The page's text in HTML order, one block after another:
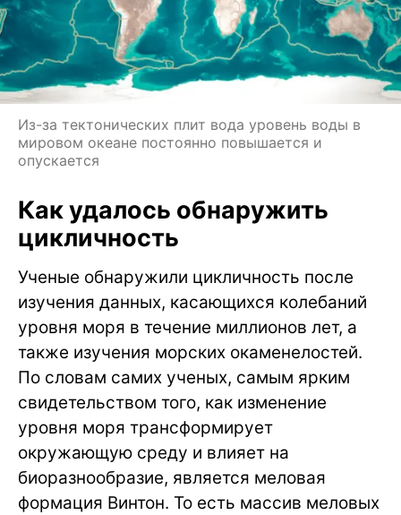
Из-за тектонических плит вода уровень воды в
мировом океане постоянно повышается и
опускается
Как удалось обнаружить
цикличность
Ученые обнаружили цикличность после
изучения данных, касающихся колебаний
уровня моря в течение миллионов лет, а
также изучения морских окаменелостей.
По словам самих ученых, самым ярким
свидетельством того, как изменение
уровня моря трансформирует
окружающую среду и влияет на
биоразнообразие, является меловая
формация Винтон. То есть массив меловых